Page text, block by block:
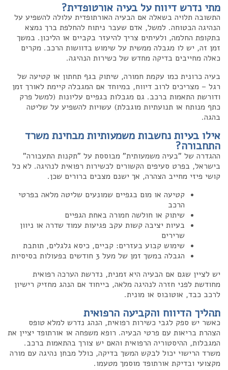
מתי נדרש דיווח על בעיה אורטופדית?
התשובה תלויה בשאלה אם הבעיה האורתופדית עלולה להשפיע על
הנהיגה הבטוחה. למשל, אדם שעבר ניתוח להחלפת ברך נמצא
בתקופת החלמה, ולעיתים צריך להיעזר בקביים או הליכון. במשך
זמן זה, יש לו מגבלה ממשית על שימוש בדוושות הרכב. מקרים
כאלה מחייבים בדיקה מחדש של כשירות הנהיגה.
בעיה כרונית כמו עקמת חמורה, שיתוק בגף תחתון או קטיעה של
רגל – מצריכים לרוב דיווח, במיוחד אם המגבלה קיימת לאורך זמן
ודורשת התאמות ברכב. גם מגבלות בגפיים עליונות (למשל פרק
כתף מנותח או תנועתיות מוגבלת) עשויות להשפיע על שליטה
בהגה.
אילו בעיות נחשבות משמעותיות מבחינת משרד
התחבורה?
ההגדרה של "בעיה משמעותית" מבוססת על "תקנות התעבורה"
בישראל, בפרט סעיפים הקשורים לכשירות רפואית לנהיגה. לא כל
קושי פיזי מחייב הצהרה, אך ישנם מצבים ברורים שכן.
קטיעה או מום בגפיים שמונעים שליטה מלאה בפרטי
הרכב
שיתוק או חולשה חמורה באחת הגפיים
בעיות יציבה קשות עקב פגיעות עמוד שדרה או ניוון
שרירים
שימוש קבוע בעזרים: קביים, כיסא גלגלים, תותבת
הגבלה במשך זמן של מעל 3 חודשים בפעולות בסיסיות
יש לציין שגם אם הבעיה היא זמנית, נדרשת הערכה רפואית
מחודשת לפני חזרה לנהיגה מלאה, בייחוד אם הנהג מחזיק רישיון
לרכב כבד, אוטובוס או מונית.
תהליך הדיווח והקביעה הרפואית
כאשר יש ספק לגבי כשירות רפואית, הנהג נדרש למלא טופס
הצהרת בריאות עם פרטי הבעיה. רופא משפחה או אורתופד יציין את
המגבלות, ההיסטוריה הרפואית והאם יש צורך בהתאמות ברכב.
משרד הרישוי יכול לבקש המשך בדיקה, כולל מבחן נהיגה עם מורה
מקצועי ובדיקת אורתופד מוסמך מטעמו.